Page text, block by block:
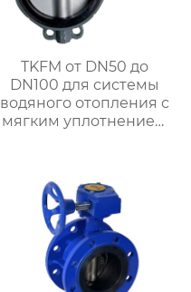
TKFM от DN50 до
DN100 для системы
водяного отопления с
мягким уплотнением